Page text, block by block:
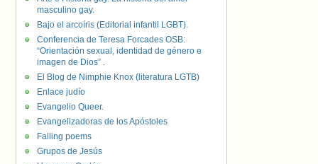
masculino gay.
Bajo el arcoíris (Editorial infantil LGBT).
Conferencia de Teresa Forcades OSB:
“Orientación sexual, identidad de género e
imagen de Dios” .
El Blog de Nimphie Knox (literatura LGTB)
Enlace judío
Evangelio Queer.
Evangelizadoras de los Apóstoles
Falling poems
Grupos de Jesús